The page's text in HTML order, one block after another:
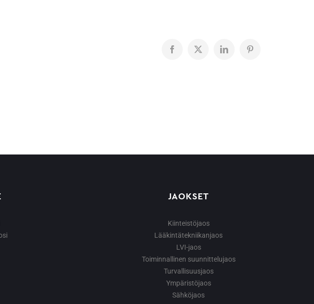
Facebook
X LinkedInPinterest
JAOKSET
Kiinteistöjaos
Lääkintätekniikanjaos
LVI-jaos
Toiminnallinen suunnittelujaos
Turvallisuusjaos
Ympäristöjaos
Sähköjaos